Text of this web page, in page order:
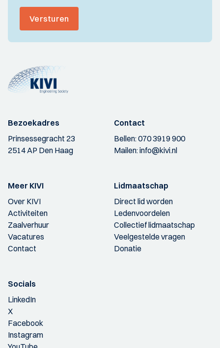
Versturen
Bezoekadres
Prinsessegracht 23
2514 AP Den Haag
Contact
Bellen:070 3919 900
Mailen:info@kivi.nl
Meer KIVI
Over KIVI
Activiteiten
Zaalverhuur
Vacatures
Contact
Lidmaatschap
Direct lid worden
Ledenvoordelen
Collectief lidmaatschap
Veelgestelde vragen
Donatie
Socials
LinkedIn
X
Facebook
Instagram